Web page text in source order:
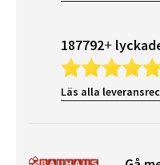
187792+
Läs alla